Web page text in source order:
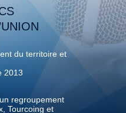
du territoire et
2013
regroupement
Tourcoing et